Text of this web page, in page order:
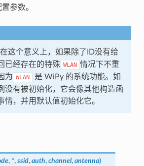
置参数。
这个意义上，如果除了ID没有给
已经存在的特殊 WLAN 情况下不重
为 WLAN
是 WiPy 的系统功能。如
没有被初始化，它会像其他构造函
情，并用默认值初始化它。
, *, ssid, auth, channel, antenna)